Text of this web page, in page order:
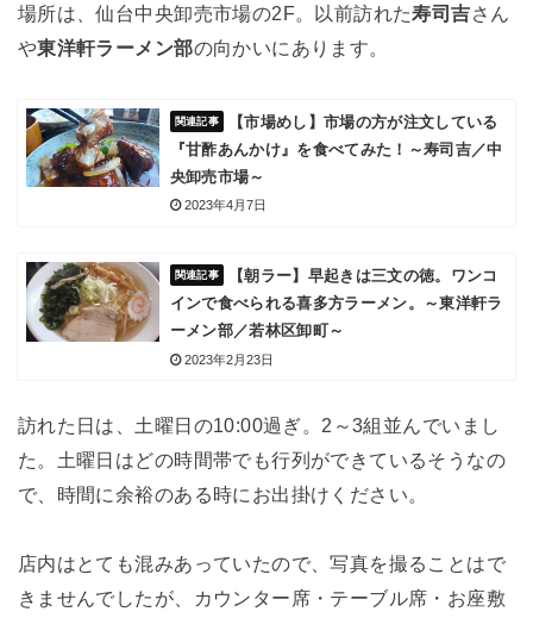
場所は、仙台中央卸売市場の2F。以前訪れた寿司吉さん
や東洋軒ラーメン部の向かいにあります。
【市場めし】市場の方が注文している
『甘酢あんかけ』を食べてみた！～寿司吉／中
央卸売市場～
2023年4月7日
【朝ラー】早起きは三文の徳。ワンコ
インで食べられる喜多方ラーメン。～東洋軒ラ
ーメン部／若林区卸町～
2023年2月23日
訪れた日は、土曜日の10:00過ぎ。2～3組並んでいまし
た。土曜日はどの時間帯でも行列ができているそうなの
で、時間に余裕のある時にお出掛けください。
店内はとても混みあっていたので、写真を撮ることはで
きませんでしたが、カウンター席・テーブル席・お座敷